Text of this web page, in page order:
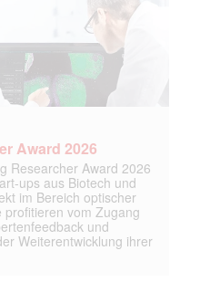
Award 2026
Researcher Award 2026
ups aus Biotech und
im Bereich optischer
profitieren vom Zugang
und
Weiterentwicklung ihrer